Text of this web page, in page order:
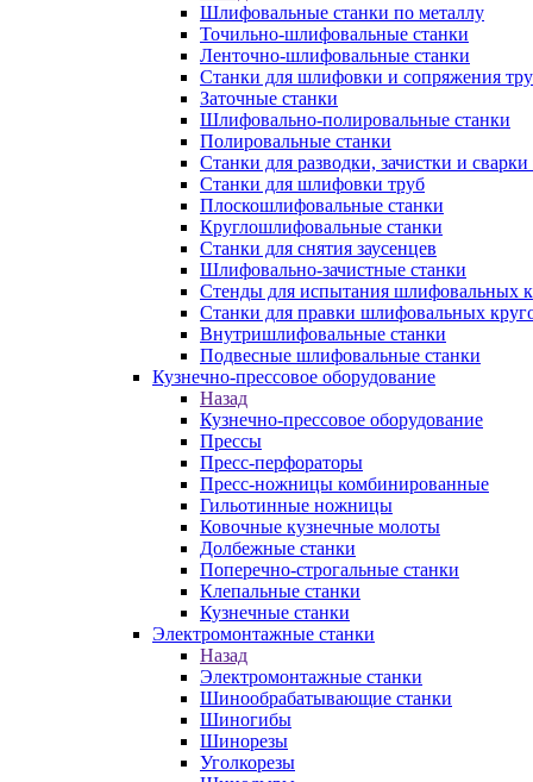
Шлифовальные станки по металлу
Точильно-шлифовальные станки
Ленточно-шлифовальные станки
Станки для шлифовки и сопряжения
Заточные станки
Шлифовально-полировальные станки
Полировальные станки
Станки для разводки, зачистки и сварки
Станки для шлифовки труб
Плоскошлифовальные станки
Круглошлифовальные станки
Станки для снятия заусенцев
Шлифовально-зачистные станки
Стенды для испытания шлифовальных
Станки для правки шлифовальных
Внутришлифовальные станки
Подвесные шлифовальные станки
Кузнечно-прессовое оборудование
Назад
Кузнечно-прессовое оборудование
Прессы
Пресс-перфораторы
Пресс-ножницы комбинированные
Гильотинные ножницы
Ковочные кузнечные молоты
Долбежные станки
Поперечно-строгальные станки
Клепальные станки
Кузнечные станки
Электромонтажные станки
Назад
Электромонтажные станки
Шинообрабатывающие станки
Шиногибы
Шинорезы
Уголкорезы